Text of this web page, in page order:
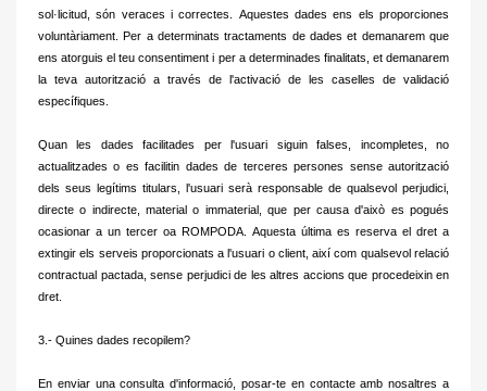
sol·licitud, són veraces i correctes.
Aquestes dades ens els proporciones
voluntàriament.
Per a determinats tractaments de dades et demanarem que
ens atorguis el teu consentiment i per a determinades finalitats, et demanarem
la teva autorització a través de l'activació de les caselles de validació
específiques.
Quan les dades facilitades per l'usuari siguin falses, incompletes, no
actualitzades o es facilitin dades de terceres persones sense autorització
dels seus legítims titulars, l'usuari serà responsable de qualsevol perjudici,
directe o indirecte, material o immaterial, que per causa d'això es pogués
ocasionar a un tercer oa ROMPODA.
Aquesta última es reserva el dret a
extingir els serveis proporcionats a l'usuari o client, així com qualsevol relació
contractual pactada, sense perjudici de les altres accions que procedeixin en
dret.
3.- Quines dades recopilem?
En enviar una consulta d'informació, posar-te en contacte amb nosaltres a